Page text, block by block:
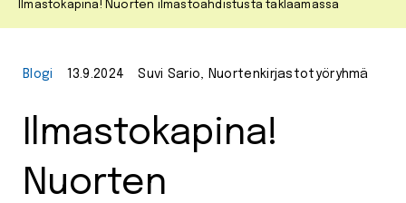
Ilmastokapina! Nuorten ilmastoahdistusta taklaamassa
Blogi 13.9.2024 Suvi Sario, Nuortenkirjastotyöryhmä
Ilmastokapina!
Nuorten